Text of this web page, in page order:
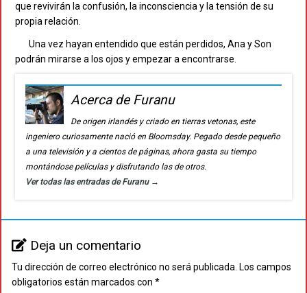
que revivirán la confusión, la inconsciencia y la tensión de su
propia relación.
Una vez hayan entendido que están perdidos, Ana y Son
podrán mirarse a los ojos y empezar a encontrarse.
Acerca de Furanu
De origen irlandés y criado en tierras vetonas, este
ingeniero curiosamente nació en Bloomsday. Pegado desde pequeño
a una televisión y a cientos de páginas, ahora gasta su tiempo
montándose películas y disfrutando las de otros.
Ver todas las entradas de Furanu →
Deja un comentario
Tu dirección de correo electrónico no será publicada. Los campos
obligatorios están marcados con *